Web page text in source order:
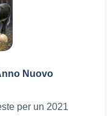
Nuovo
per un 2021